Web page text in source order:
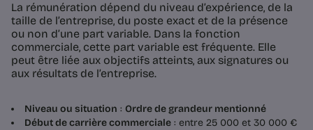
La rémunération dépend du niveau d’expérience, de la
taille de l’entreprise, du poste exact et de la présence
ou non d’une part variable. Dans la fonction
commerciale, cette part variable est fréquente. Elle
peut être liée aux objectifs atteints, aux signatures ou
aux résultats de l’entreprise.
Niveau ou situation : Ordre de grandeur mentionné
Début de carrière commerciale : entre 25 000 et 30 000 €